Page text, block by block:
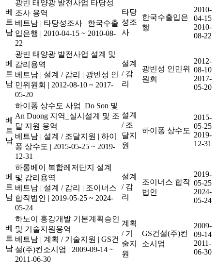
베
트
남
광빈 태양광 발전사업 타당성
조사 용역
베트남 | 타당성조사 | 한국수출
입은행 | 2010-04-15 ~ 2010-08-
22
타당
성조
사
한국수출입은
행
2010-
04-15
2010-
08-22
베
트
남
광빈 태양광 발전사업 설계 및
감리용역
베트남 | 설계 / 감리 | 광빈성 인
민위원회 | 2012-08-10 ~ 2017-
05-20
설계
/ 감
리
광빈성 인민위
원회
2012-
08-10
2017-
05-20
베
트
남
하이퐁 상수도 사업_Do Son 및
An Duong 지역_실시설계 및 조
달 지원 용역
베트남 | 설계 / 조달지원 | 하이
퐁 상수도 | 2015-05-25 ~ 2019-
12-31
설계
/ 조
달지
원
하이퐁 상수도
2015-
05-25
2019-
12-31
베
트
남
하롱베이 복합레저단지 설계
및 감리용역
베트남 | 설계 / 감리 | 조이너스
합작법인 | 2019-05-25 ~ 2024-
05-24
설계
/ 감
리
조이너스 합작
법인
2019-
05-25
2024-
05-24
베
트
남
하노이 홍강개발 기본계획승인
및 기술지원용역
베트남 | 계획 / 기술지원 | GS건
설(주)컨소시엄 | 2009-09-14 ~
2011-06-30
계획
/ 기
술지
원
GS건설(주)컨
소시엄
2009-
09-14
2011-
06-30